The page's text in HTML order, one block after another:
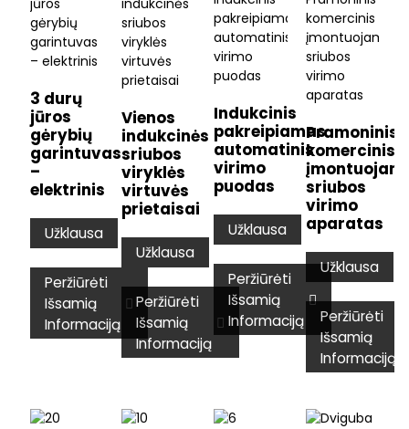
3 durų
jūros
gėrybių
garintuvas
–
elektrinis
Užklausa
Peržiūrėti
Išsamią
Informaciją
Vienos
indukcinės
sriubos
viryklės
virtuvės
prietaisai
Užklausa
Peržiūrėti
Išsamią
Informaciją
Indukcinis
pakreipiamas
automatinis
virimo
puodas
Užklausa
Peržiūrėti
Išsamią
Informaciją
Pramoninis
komercinis
sriubos
virimo
aparatas
Užklausa
Peržiūrėti
Išsamią
Informaciją